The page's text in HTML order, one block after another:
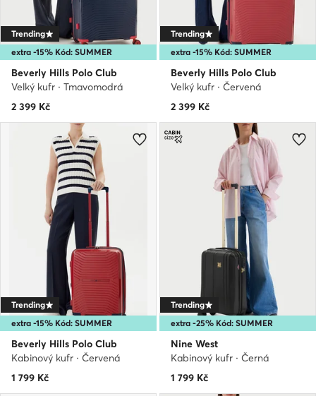
extra -15% Kód: SUMMER
Trending
Beverly Hills Polo Club
Velký kufr · Tmavomodrá
2 399 Kč
extra -15% Kód: SUMMER
Trending
Beverly Hills Polo Club
Velký kufr · Červená
2 399 Kč
extra -15% Kód: SUMMER
Trending
Beverly Hills Polo Club
Kabinový kufr · Červená
1 799 Kč
extra -25% Kód: SUMMER
Trending
Nine West
Kabinový kufr · Černá
1 799 Kč